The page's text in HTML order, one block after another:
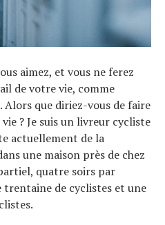
aimez, et vous ne ferez
de votre vie, comme
Alors que diriez-vous de faire
? Je suis un livreur cycliste
actuellement de la
une maison près de chez
quatre soirs par
trentaine de cyclistes et une